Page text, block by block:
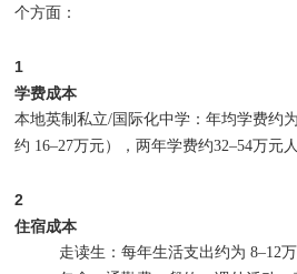
个方面：
1
学费成本
本地英制私立/国际化中学：年均学费约
约 16–27万元），两年学费约32–54万元
2
住宿成本
走读生：每年生活支出约为 8–12万